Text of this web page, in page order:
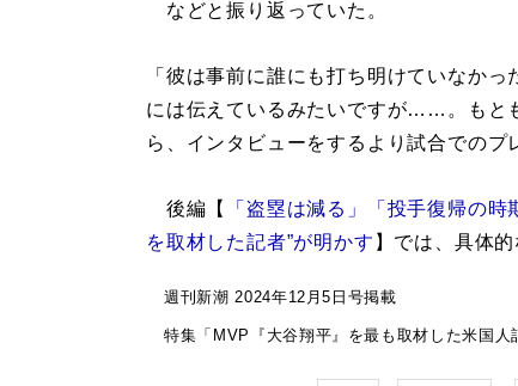
などと振り返っていた。
「彼は事前に誰にも打ち明けていなか
には伝えているみたいですが……。もと
ら、インタビューをするより試合でのプ
後編【
「盗塁は減る」「投手復帰の
を取材した記者”が明かす 】では、具体
週刊新潮 2024年12月5日号掲載
特集「MVP『大谷翔平』を最も取材した米国